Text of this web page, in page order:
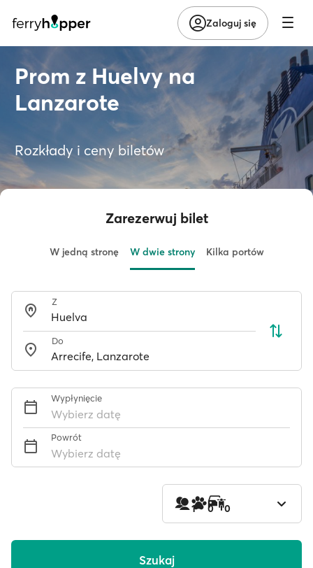
Zaloguj się
Prom z Huelvy na
Lanzarote
Rozkłady i ceny biletów
Zarezerwuj bilet
W jedną stronę W dwie strony Kilka portów
Z
Do
Wypłynięcie
Wybierz datę
Powrót
Wybierz datę
1 0 0
Szukaj